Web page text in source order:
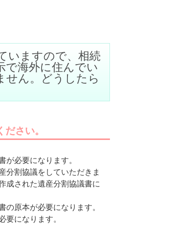
いますので、相続
で海外に住んでい
せん。どうしたら
さい。
が必要になります。
分割協議をしていただきま
成された遺産分割協議書に
原本が必要になります。
要になります。